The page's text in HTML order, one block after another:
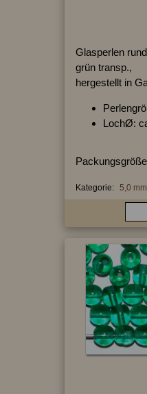
Glasperlen rund
grün transp.,
hergestellt in
LochØ:
Kategorie: 5,0 mm